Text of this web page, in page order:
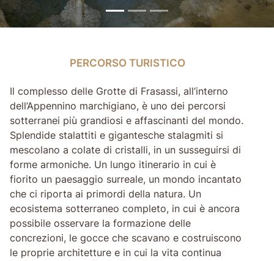
PERCORSO TURISTICO
Il complesso delle Grotte di Frasassi, all’interno
dell’Appennino marchigiano, è uno dei percorsi
sotterranei più grandiosi e affascinanti del mondo.
Splendide stalattiti e gigantesche stalagmiti si
mescolano a colate di cristalli, in un susseguirsi di
forme armoniche. Un lungo itinerario in cui è
fiorito un paesaggio surreale, un mondo incantato
che ci riporta ai primordi della natura. Un
ecosistema sotterraneo completo, in cui è ancora
possibile osservare la formazione delle
concrezioni, le gocce che scavano e costruiscono
le proprie architetture e in cui la vita continua